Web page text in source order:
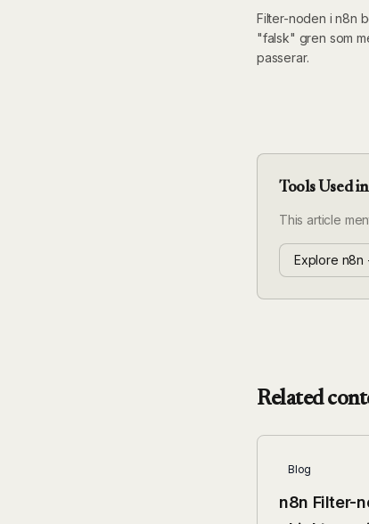
Filter-noden i n8n
"falsk" gren som
passerar.
Tools Used
This article
Explore n8n
Related
Blog
n8n Filter-